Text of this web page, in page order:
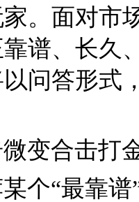
。面对市
谱、长久
问答形式
变合击打
个“最靠